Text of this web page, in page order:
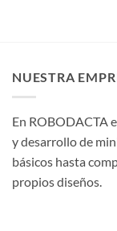
NUESTRA
En ROBODACTA
y desarrollo de
básicos hasta
propios diseños.